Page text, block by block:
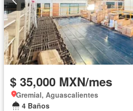
$ 35,000 MXN/mes
Gremial, Aguascalientes
4 Baños